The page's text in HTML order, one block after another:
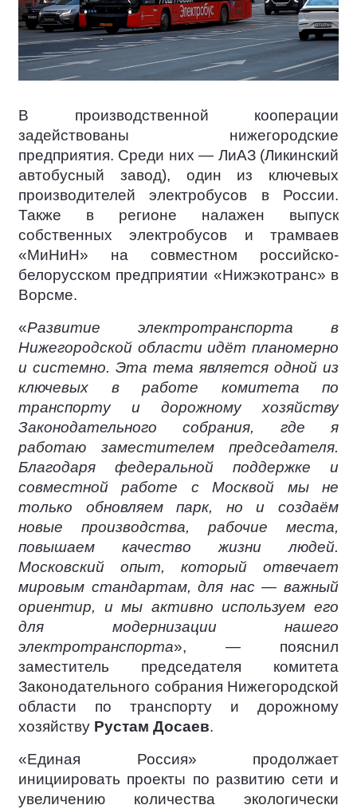
В производственной кооперации
задействованы нижегородские
предприятия. Среди них — ЛиАЗ (Ликинский
автобусный завод), один из ключевых
производителей электробусов в России.
Также в регионе налажен выпуск
собственных электробусов и трамваев
«МиНиН» на совместном российско-
белорусском предприятии «Нижэкотранс» в
Ворсме.
«Развитие электротранспорта в
Нижегородской области идёт планомерно
и системно. Эта тема является одной из
ключевых в работе комитета по
транспорту и дорожному хозяйству
Законодательного собрания, где я
работаю заместителем председателя.
Благодаря федеральной поддержке и
совместной работе с Москвой мы не
только обновляем парк, но и создаём
новые производства, рабочие места,
повышаем качество жизни людей.
Московский опыт, который отвечает
мировым стандартам, для нас — важный
ориентир, и мы активно используем его
для модернизации нашего
электротранспорта», — пояснил
заместитель председателя комитета
Законодательного собрания Нижегородской
области по транспорту и дорожному
хозяйству Рустам Досаев.
«Единая Россия» продолжает
инициировать проекты по развитию сети и
увеличению количества экологически